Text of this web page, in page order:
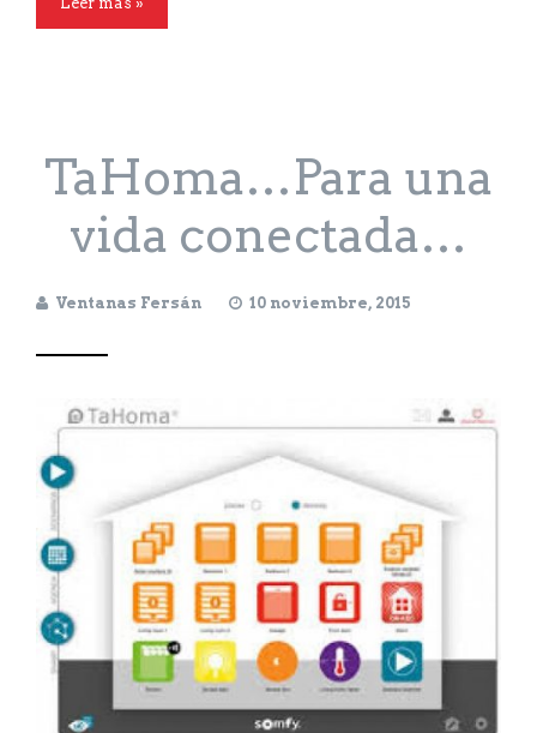
TaHoma…Para una
vida conectada…
Ventanas Fersán 10 noviembre, 2015